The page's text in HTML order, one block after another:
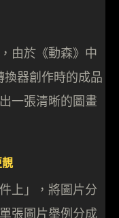
由於《動森》中
器創作時的成品
一張清晰的圖畫
上」，將圖片分
張圖片舉例分成